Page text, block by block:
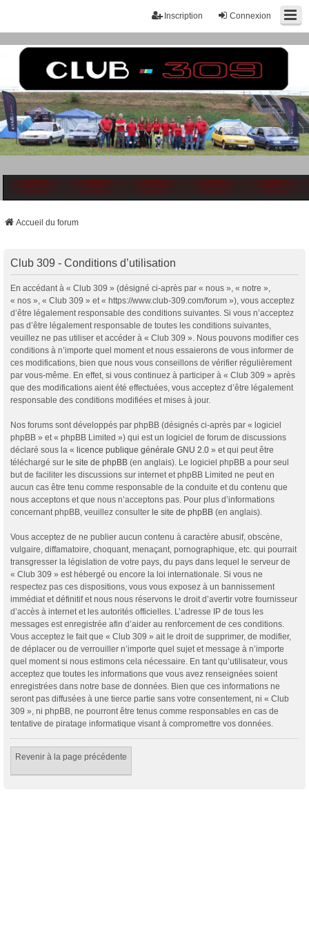
Connexion
Inscription
Accueil du forum
Club 309 - Conditions d’utilisation
En accédant à « Club 309 » (désigné ci-après par « nous », « notre »,
« nos », « Club 309 » et « https://www.club-309.com/forum »), vous acceptez
d’être légalement responsable des conditions suivantes. Si vous n’acceptez
pas d’être légalement responsable de toutes les conditions suivantes,
veuillez ne pas utiliser et accéder à « Club 309 ». Nous pouvons modifier ces
conditions à n’importe quel moment et nous essaierons de vous informer de
ces modifications, bien que nous vous conseillons de vérifier régulièrement
par vous-même. En effet, si vous continuez à participer à « Club 309 » après
que des modifications aient été effectuées, vous acceptez d’être légalement
responsable des conditions modifiées et mises à jour.
Nos forums sont développés par phpBB (désignés ci-après par « logiciel
phpBB » et « phpBB Limited ») qui est un logiciel de forum de discussions
déclaré sous la « licence publique générale GNU 2.0 » et qui peut être
téléchargé sur le site de phpBB (en anglais). Le logiciel phpBB a pour seul
but de faciliter les discussions sur internet et phpBB Limited ne peut en
aucun cas être tenu comme responsable de la conduite et du contenu que
nous acceptons et que nous n’acceptons pas. Pour plus d’informations
concernant phpBB, veuillez consulter le site de phpBB (en anglais).
Vous acceptez de ne publier aucun contenu à caractère abusif, obscène,
vulgaire, diffamatoire, choquant, menaçant, pornographique, etc. qui pourrait
transgresser la législation de votre pays, du pays dans lequel le serveur de
« Club 309 » est hébergé ou encore la loi internationale. Si vous ne
respectez pas ces dispositions, vous vous exposez à un bannissement
immédiat et définitif et nous nous réservons le droit d’avertir votre fournisseur
d’accès à internet et les autorités officielles. L’adresse IP de tous les
messages est enregistrée afin d’aider au renforcement de ces conditions.
Vous acceptez le fait que « Club 309 » ait le droit de supprimer, de modifier,
de déplacer ou de verrouiller n’importe quel sujet et message à n’importe
quel moment si nous estimons cela nécessaire. En tant qu’utilisateur, vous
acceptez que toutes les informations que vous avez renseignées soient
enregistrées dans notre base de données. Bien que ces informations ne
seront pas diffusées à une tierce partie sans votre consentement, ni « Club
309 », ni phpBB, ne pourront être tenus comme responsables en cas de
tentative de piratage informatique visant à compromettre vos données.
Revenir à la page précédente